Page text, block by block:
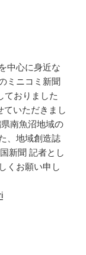
中心に身近な
ミニコミ新聞
ておりました
ていただきまし
南魚沼地域の
、地域創造誌
新聞 記者とし
くお願い申し